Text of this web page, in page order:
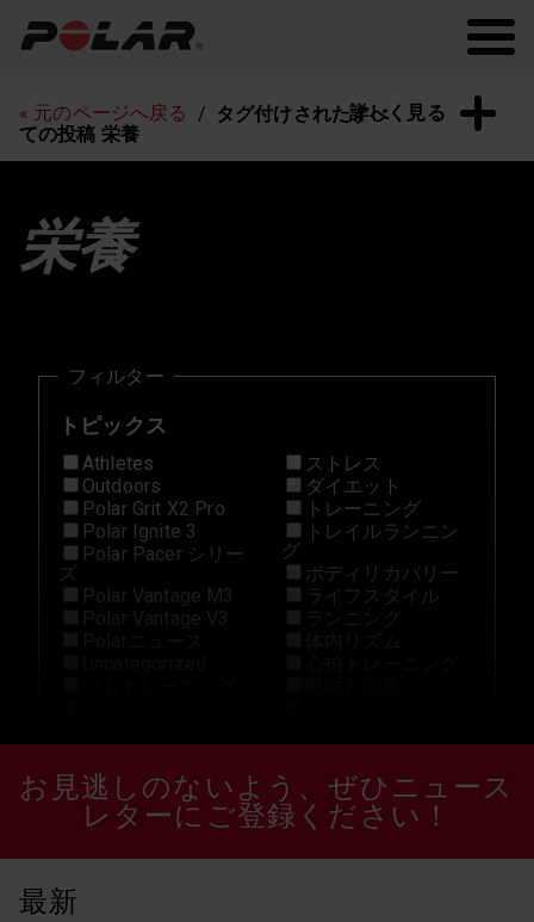
Polar Flow
詳しく見る
« 元のページへ戻る
タグ付けされたすべ
ての投稿 栄養
栄養
フィルター
トピックス
Athletes
Outdoors
Polar Grit X2 Pro
Polar Ignite 3
Polar Pacer シリー
ズ
Polar Vantage M3
ストレス
ダイエット
トレーニング
トレイルランニン
グ
ボディリカバリー
ライフスタイル
H10 N
HIIT
Ignite 2
グ
ヒルランニング
ペース
お見逃しのないよう、ぜひニュース
レターにご登録ください！
最新